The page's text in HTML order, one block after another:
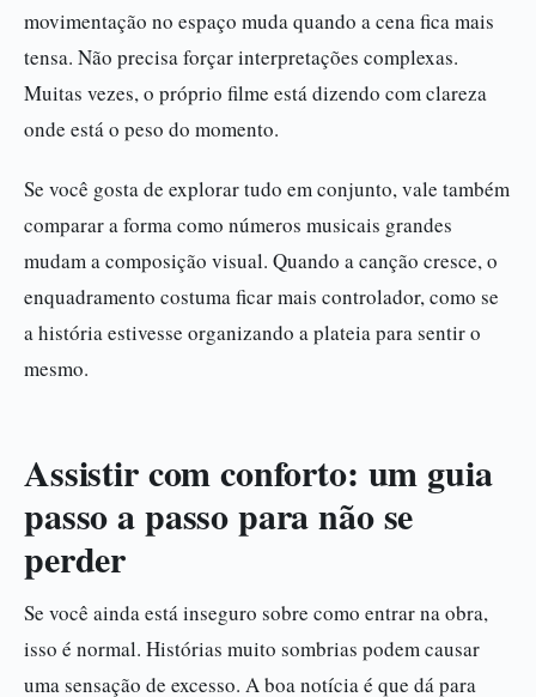
movimentação no espaço muda quando a cena fica mais
tensa. Não precisa forçar interpretações complexas.
Muitas vezes, o próprio filme está dizendo com clareza
onde está o peso do momento.
Se você gosta de explorar tudo em conjunto, vale também
comparar a forma como números musicais grandes
mudam a composição visual. Quando a canção cresce, o
enquadramento costuma ficar mais controlador, como se
a história estivesse organizando a plateia para sentir o
mesmo.
Assistir com conforto: um guia
passo a passo para não se
perder
Se você ainda está inseguro sobre como entrar na obra,
isso é normal. Histórias muito sombrias podem causar
uma sensação de excesso. A boa notícia é que dá para